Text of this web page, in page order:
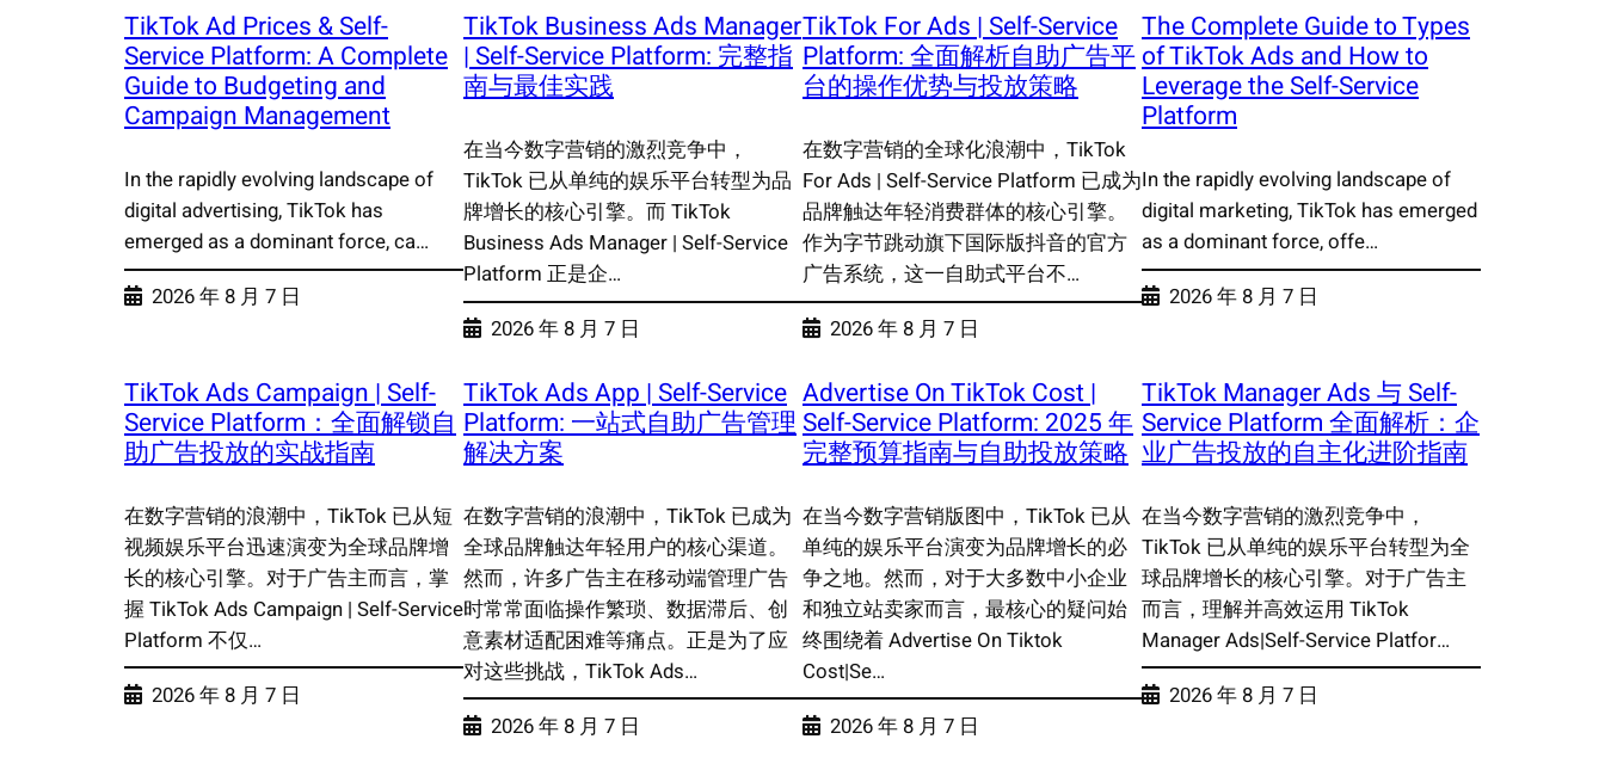
TikTok Ad Prices & Self-
Service Platform: A Complete
Guide to Budgeting and
Campaign Management
In the rapidly evolving landscape of
digital advertising, TikTok has
emerged as a dominant force, ca…
2026 年 8 月 7 日
TikTok Business Ads Manager
| Self-Service Platform: 完整指
南与最佳实践
在当今数字营销的激烈竞争中，
TikTok 已从单纯的娱乐平台转型为品
牌增长的核心引擎。而 TikTok
Business Ads Manager | Self-Service
Platform 正是企…
2026 年 8 月 7 日
TikTok For Ads | Self-Service
Platform: 全面解析自助广告平
台的操作优势与投放策略
在数字营销的全球化浪潮中，TikTok
For Ads | Self-Service Platform 已成为
品牌触达年轻消费群体的核心引擎。
作为字节跳动旗下国际版抖音的官方
广告系统，这一自助式平台不…
2026 年 8 月 7 日
The Complete Guide to Types
of TikTok Ads and How to
Leverage the Self-Service
Platform
In the rapidly evolving landscape of
digital marketing, TikTok has emerged
as a dominant force, offe…
2026 年 8 月 7 日
TikTok Ads Campaign | Self-
Service Platform：全面解锁自
助广告投放的实战指南
在数字营销的浪潮中，TikTok 已从短
视频娱乐平台迅速演变为全球品牌增
长的核心引擎。对于广告主而言，掌
握 TikTok Ads Campaign | Self-Service
Platform 不仅…
2026 年 8 月 7 日
TikTok Ads App | Self-Service
Platform: 一站式自助广告管理
解决方案
在数字营销的浪潮中，TikTok 已成为
全球品牌触达年轻用户的核心渠道。
然而，许多广告主在移动端管理广告
时常常面临操作繁琐、数据滞后、创
意素材适配困难等痛点。正是为了应
对这些挑战，TikTok Ads…
2026 年 8 月 7 日
Advertise On TikTok Cost |
Self-Service Platform: 2025 年
完整预算指南与自助投放策略
在当今数字营销版图中，TikTok 已从
单纯的娱乐平台演变为品牌增长的必
争之地。然而，对于大多数中小企业
和独立站卖家而言，最核心的疑问始
终围绕着 Advertise On Tiktok
Cost|Se…
2026 年 8 月 7 日
TikTok Manager Ads 与 Self-
Service Platform 全面解析：企
业广告投放的自主化进阶指南
在当今数字营销的激烈竞争中，
TikTok 已从单纯的娱乐平台转型为全
球品牌增长的核心引擎。对于广告主
而言，理解并高效运用 TikTok
Manager Ads|Self-Service Platfor…
2026 年 8 月 7 日